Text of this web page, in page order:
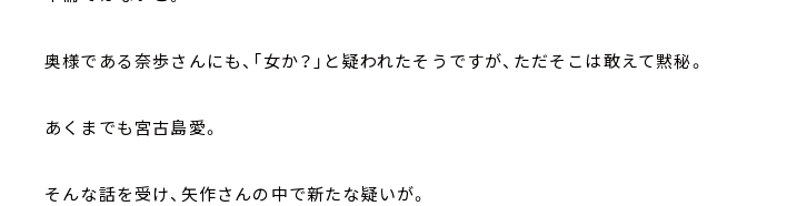
奥様である奈歩さんにも、「女か？」と疑われたそうですが、ただそこは敢えて黙秘。
あくまでも宮古島愛。
そんな話を受け、矢作さんの中で新たな疑いが。